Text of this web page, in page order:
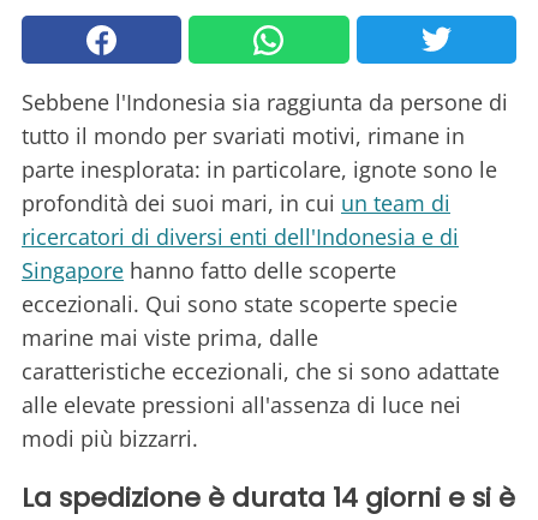
Sebbene l'Indonesia sia raggiunta da persone di
tutto il mondo per svariati motivi, rimane in
parte inesplorata: in particolare, ignote sono le
profondità dei suoi mari, in cui un team di
ricercatori di diversi enti dell'Indonesia e di
Singapore hanno fatto delle scoperte
eccezionali. Qui sono state scoperte specie
marine mai viste prima, dalle
caratteristiche eccezionali, che si sono adattate
alle elevate pressioni all'assenza di luce nei
modi più bizzarri.
La spedizione è durata 14 giorni e si è